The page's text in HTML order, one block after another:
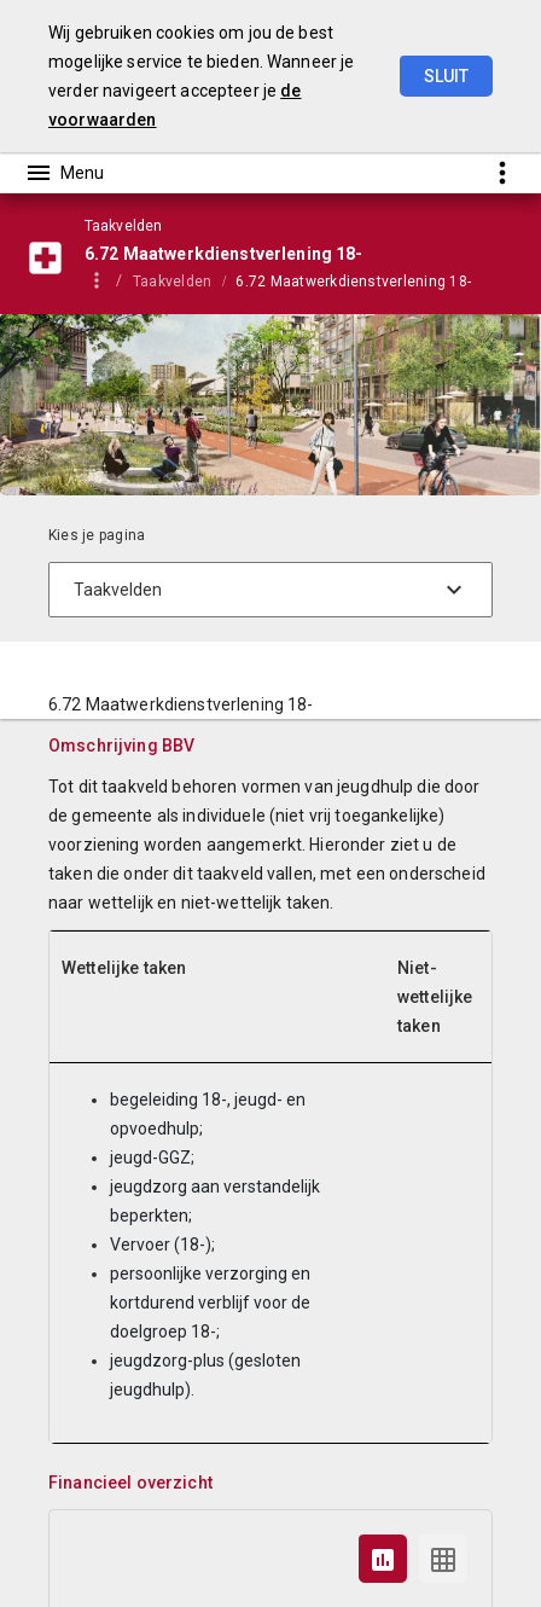
Wij gebruiken cookies om jou de best
mogelijke service te bieden. Wanneer je
verder navigeert accepteer je de
voorwaarden
SLUIT
Taakvelden
6.72 Maatwerkdienstverlening 18-
Taakvelden 6.72 Maatwerkdienstverlening 18-
6.72 Maatwerkdienstverlening 18-
Omschrijving BBV
Tot dit taakveld behoren vormen van jeugdhulp die door
de gemeente als individuele (niet vrij toegankelijke)
voorziening worden aangemerkt. Hieronder ziet u de
taken die onder dit taakveld vallen, met een onderscheid
naar wettelijk en niet-wettelijk taken.
Wettelijke taken
Niet-
wettelijke
taken
begeleiding 18-, jeugd- en
opvoedhulp;
jeugd-GGZ;
jeugdzorg aan verstandelijk
beperkten;
Vervoer (18-);
persoonlijke verzorging en
kortdurend verblijf voor de
doelgroep 18-;
jeugdzorg-plus (gesloten
jeugdhulp).
Financieel overzicht